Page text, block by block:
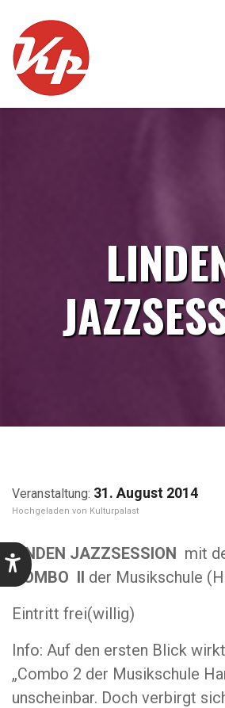
content
31. August 2014
Kulturpalast
LINDEN JAZZSESSION mit
COMBO II der Musikschule
Eintritt frei(willig)
Info: Auf den ersten Blick
„Combo 2 der Musikschule
unscheinbar. Doch verbirgt